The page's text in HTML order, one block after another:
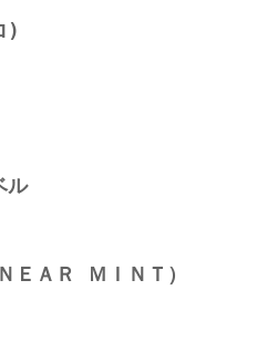
)
ル
ＥＡＲ ＭＩＮＴ）